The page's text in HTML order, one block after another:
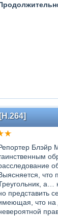
Блэйр
что
а…
представить
что на